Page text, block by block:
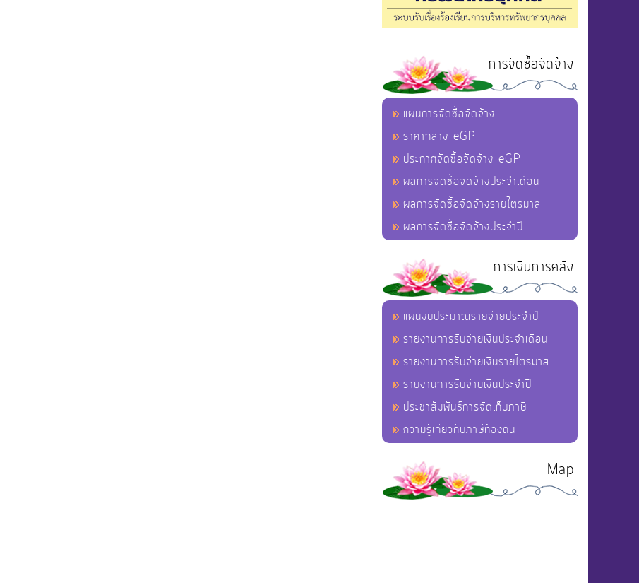
การจัดซื้อจัดจ้าง
แผนการจัดซื้อจัดจ้าง
ราคากลาง eGP
ประกาศจัดซื้อจัดจ้าง eGP
ผลการจัดซื้อจัดจ้างประจำเดือน
ผลการจัดซื้อจัดจ้างรายไตรมาส
ผลการจัดซื้อจัดจ้างประจำปี
การเงินการคลัง
แผนงบประมาณรายจ่ายประจำปี
รายงานการรับจ่ายเงินประจำเดือน
รายงานการรับจ่ายเงินรายไตรมาส
รายงานการรับจ่ายเงินประจำปี
ประชาสัมพันธ์การจัดเก็บภาษี
ความรู้เกี่ยวกับภาษีท้องถิ่น
Map